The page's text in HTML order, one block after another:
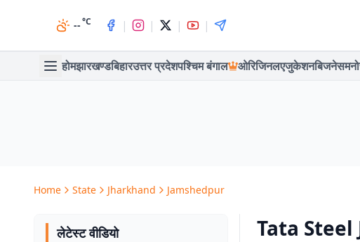
--°C | | | |
होमझारखण्डबिहारउत्तर प्रदेशपश्चिम बंगाल ओरिजिनलएजुकेशनबिजनेस
Home State Jharkhand Jamshedpur
लेटेस्ट वीडियो
Tata Steel